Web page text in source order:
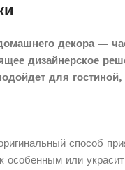
декора —
дизайнерское
для
способ
или